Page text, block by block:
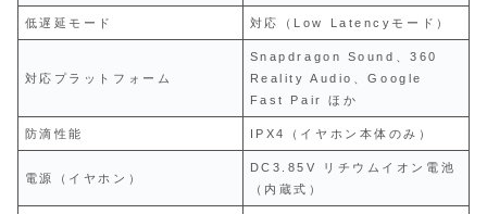
低遅延モード 対応（Low Latencyモード）
対応プラットフォーム
Snapdragon Sound、360
Reality Audio、Google
Fast Pair ほか
防滴性能 IPX4（イヤホン本体のみ）
電源（イヤホン）
DC3.85V リチウムイオン電池
（内蔵式）